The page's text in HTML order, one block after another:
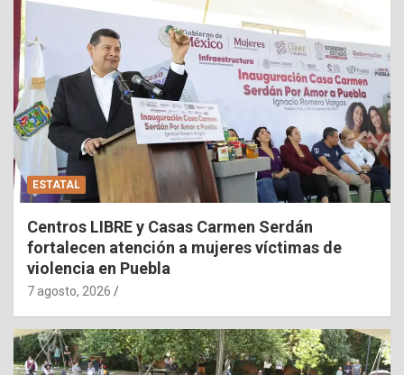
ESTATAL
Centros LIBRE y Casas Carmen Serdán
fortalecen atención a mujeres víctimas de
violencia en Puebla
7 agosto, 2026